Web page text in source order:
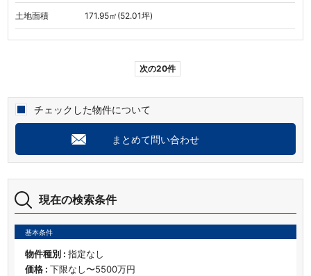
現在の検索条件
基本条件
物件種別 : 指定なし
価格 : 下限なし〜5500万円
土地面積 171.95㎡(52.01坪)
次の20件
チェックした物件について
まとめて問い合わせ